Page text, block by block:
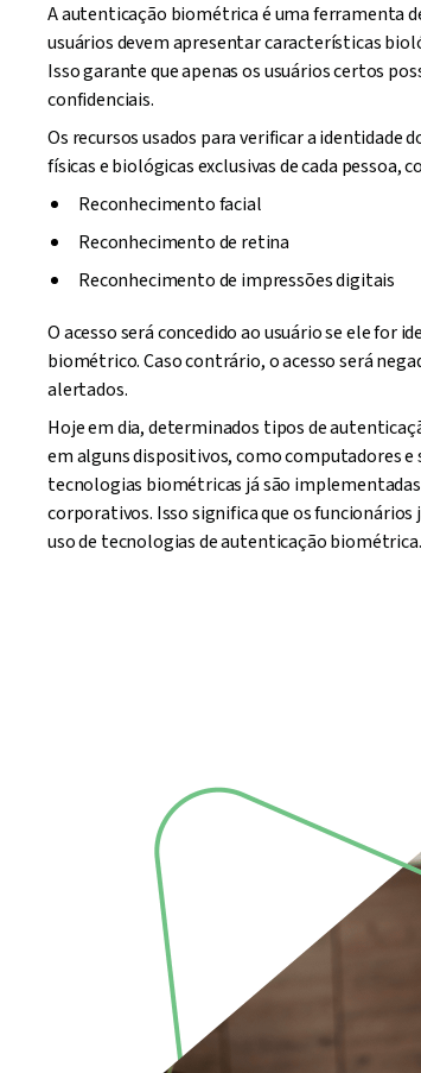
A autenticação biométrica é uma ferramenta
usuários devem apresentar características
Isso garante que apenas os usuários certos
confidenciais.
Os recursos usados para verificar a identidade
físicas e biológicas exclusivas de cada pessoa,
Reconhecimento facial
Reconhecimento de retina
Reconhecimento de impressões digitais
O acesso será concedido ao usuário se ele for
biométrico. Caso contrário, o acesso será
alertados.
Hoje em dia, determinados tipos de
em alguns dispositivos, como computadores
tecnologias biométricas já são
corporativos. Isso significa que os
uso de tecnologias de autenticação biométrica.